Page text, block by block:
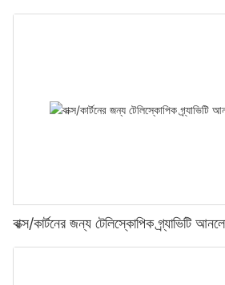
বাক্স/কার্টনের জন্য টেলিস্কোপিক গ্র্যাভিটি